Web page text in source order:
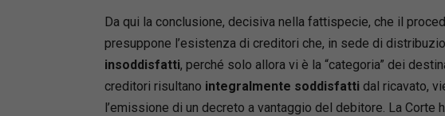
Da qui la conclusione, decisiva nella fattispecie, che il
presuppone l’esistenza di creditori che, in sede di
insoddisfatti, perché solo allora vi è la “categoria” dei
creditori risultano integralmente soddisfatti dal ricavato,
l’emissione di un decreto a vantaggio del debitore. La Corte